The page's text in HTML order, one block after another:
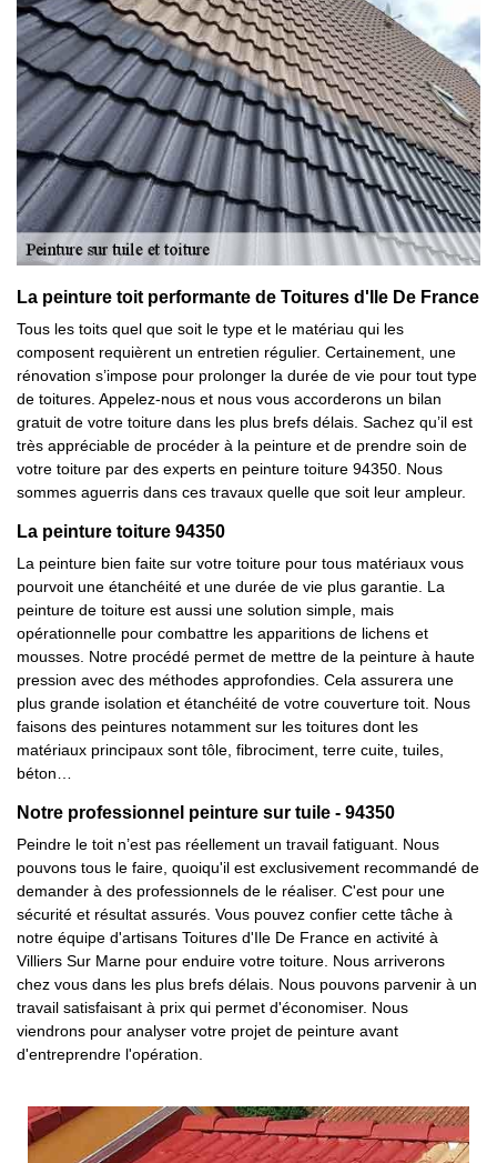
La peinture toit performante de Toitures d'Ile De France
Tous les toits quel que soit le type et le matériau qui les
composent requièrent un entretien régulier. Certainement, une
rénovation s’impose pour prolonger la durée de vie pour tout type
de toitures. Appelez-nous et nous vous accorderons un bilan
gratuit de votre toiture dans les plus brefs délais. Sachez qu’il est
très appréciable de procéder à la peinture et de prendre soin de
votre toiture par des experts en peinture toiture 94350. Nous
sommes aguerris dans ces travaux quelle que soit leur ampleur.
La peinture toiture 94350
La peinture bien faite sur votre toiture pour tous matériaux vous
pourvoit une étanchéité et une durée de vie plus garantie. La
peinture de toiture est aussi une solution simple, mais
opérationnelle pour combattre les apparitions de lichens et
mousses. Notre procédé permet de mettre de la peinture à haute
pression avec des méthodes approfondies. Cela assurera une
plus grande isolation et étanchéité de votre couverture toit. Nous
faisons des peintures notamment sur les toitures dont les
matériaux principaux sont tôle, fibrociment, terre cuite, tuiles,
béton…
Notre professionnel peinture sur tuile - 94350
Peindre le toit n’est pas réellement un travail fatiguant. Nous
pouvons tous le faire, quoiqu'il est exclusivement recommandé de
demander à des professionnels de le réaliser. C'est pour une
sécurité et résultat assurés. Vous pouvez confier cette tâche à
notre équipe d'artisans Toitures d'Ile De France en activité à
Villiers Sur Marne pour enduire votre toiture. Nous arriverons
chez vous dans les plus brefs délais. Nous pouvons parvenir à un
travail satisfaisant à prix qui permet d'économiser. Nous
viendrons pour analyser votre projet de peinture avant
d'entreprendre l'opération.